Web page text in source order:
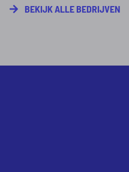
en professionele groei
dynamische en
BEKIJK ALLE BEDRIJVEN